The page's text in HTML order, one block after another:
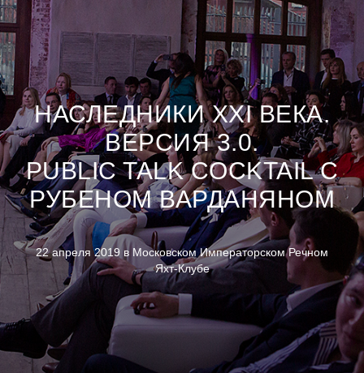
НАСЛЕДНИКИ XXI ВЕКА.
ВЕРСИЯ 3.0.
PUBLIC TALK COCKTAIL С
РУБЕНОМ ВАРДАНЯНОМ
22 апреля 2019 в Московском Императорском Речном
Яхт-Клубе